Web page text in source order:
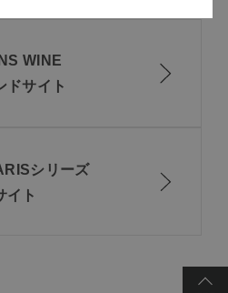
WINE
ドサイト
シリーズ
イト